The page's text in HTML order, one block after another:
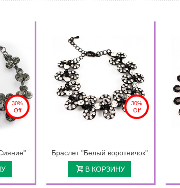
30%
Off
30%
Off
Браслет "Белый воротничок"
В КОРЗИНУ